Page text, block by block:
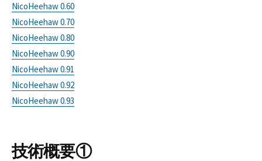
NicoHeehaw 0.60
NicoHeehaw 0.70
NicoHeehaw 0.80
NicoHeehaw 0.90
NicoHeehaw 0.91
NicoHeehaw 0.92
NicoHeehaw 0.93
技術概要①